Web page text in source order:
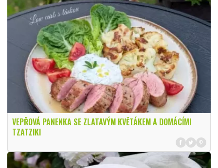
VEPŘOVÁ PANENKA SE ZLATAVÝM KVĚTÁKEM A DOMÁCÍMI
TZATZIKI